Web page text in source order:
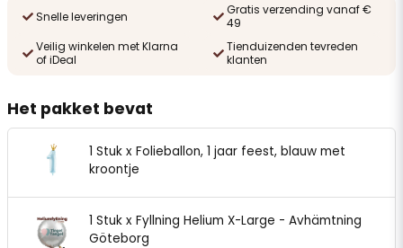
Snelle leveringen
Gratis verzending vanaf €
49
Veilig winkelen met Klarna
of iDeal
Tienduizenden tevreden
klanten
Het pakket bevat
1 Stuk x Folieballon, 1 jaar feest, blauw met
kroontje
1 Stuk x Fyllning Helium X-Large - Avhämtning
Göteborg